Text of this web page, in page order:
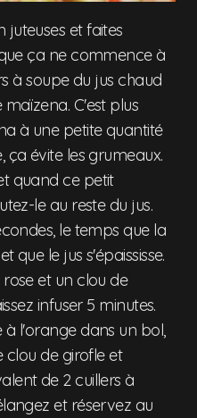
juteuses et faites
ça ne commence à
à soupe du jus chaud
C'est plus
à une petite quantité
ça évite les grumeaux.
quand ce petit
le au reste du jus.
le temps que la
que le jus s'épaississe.
et un clou de
infuser 5 minutes.
à l'orange dans un bol,
clou de girofle et
de 2 cuillers à
et réservez au